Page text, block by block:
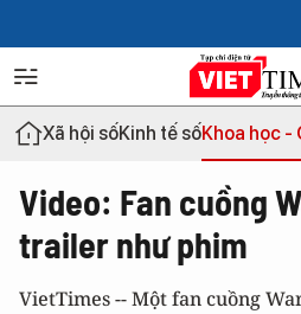
Xã hội sốKinh tế sốKhoa học -
Video: Fan cuồng
trailer như phim
VietTimes -- Một fan cuồng